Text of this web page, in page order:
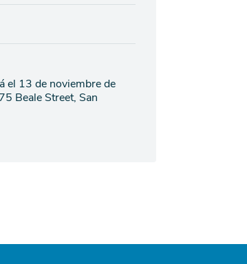
el 13 de noviembre de
Beale Street, San